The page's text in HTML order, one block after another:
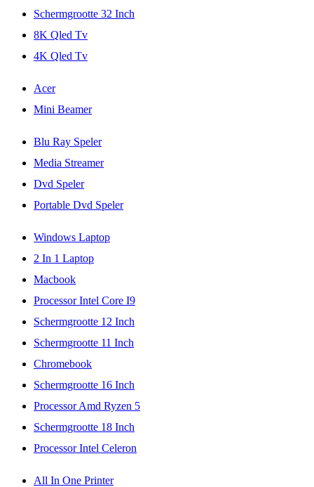
Schermgrootte 32 Inch
8K Qled Tv
4K Qled Tv
Acer
Mini Beamer
Blu Ray Speler
Media Streamer
Dvd Speler
Portable Dvd Speler
Windows Laptop
2 In 1 Laptop
Macbook
Processor Intel Core I9
Schermgrootte 12 Inch
Schermgrootte 11 Inch
Chromebook
Schermgrootte 16 Inch
Processor Amd Ryzen 5
Schermgrootte 18 Inch
Processor Intel Celeron
All In One Printer